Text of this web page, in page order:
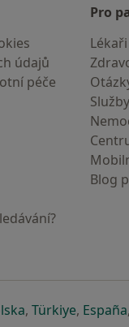
údajů
péče
Pro
Lékaři
Služby
Blog
se otevře v nové
, Türkiyese
, España,